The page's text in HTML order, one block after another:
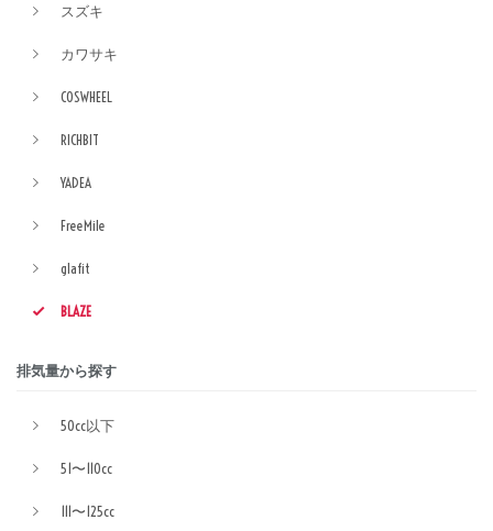
スズキ
カワサキ
COSWHEEL
RICHBIT
YADEA
FreeMile
glafit
BLAZE
排気量から探す
50cc以下
51〜110cc
111〜125cc